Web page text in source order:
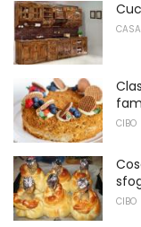
CASA
CIBO
CIBO